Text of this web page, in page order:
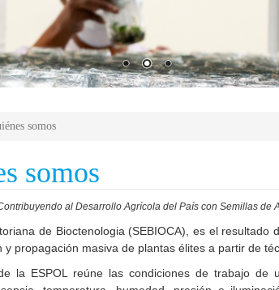
somos
somos
al Desarrollo Agrícola del País con Semillas de
de Bioctenologia (SEBIOCA), es el
y propagación masiva de plantas élites a partir de
la ESPOL reúne las condiciones de trabajo de